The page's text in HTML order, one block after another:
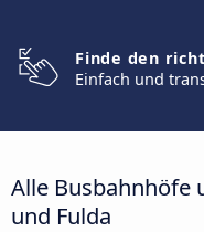
Finde den
Einfach und
Alle Busbahnhöfe
und Fulda